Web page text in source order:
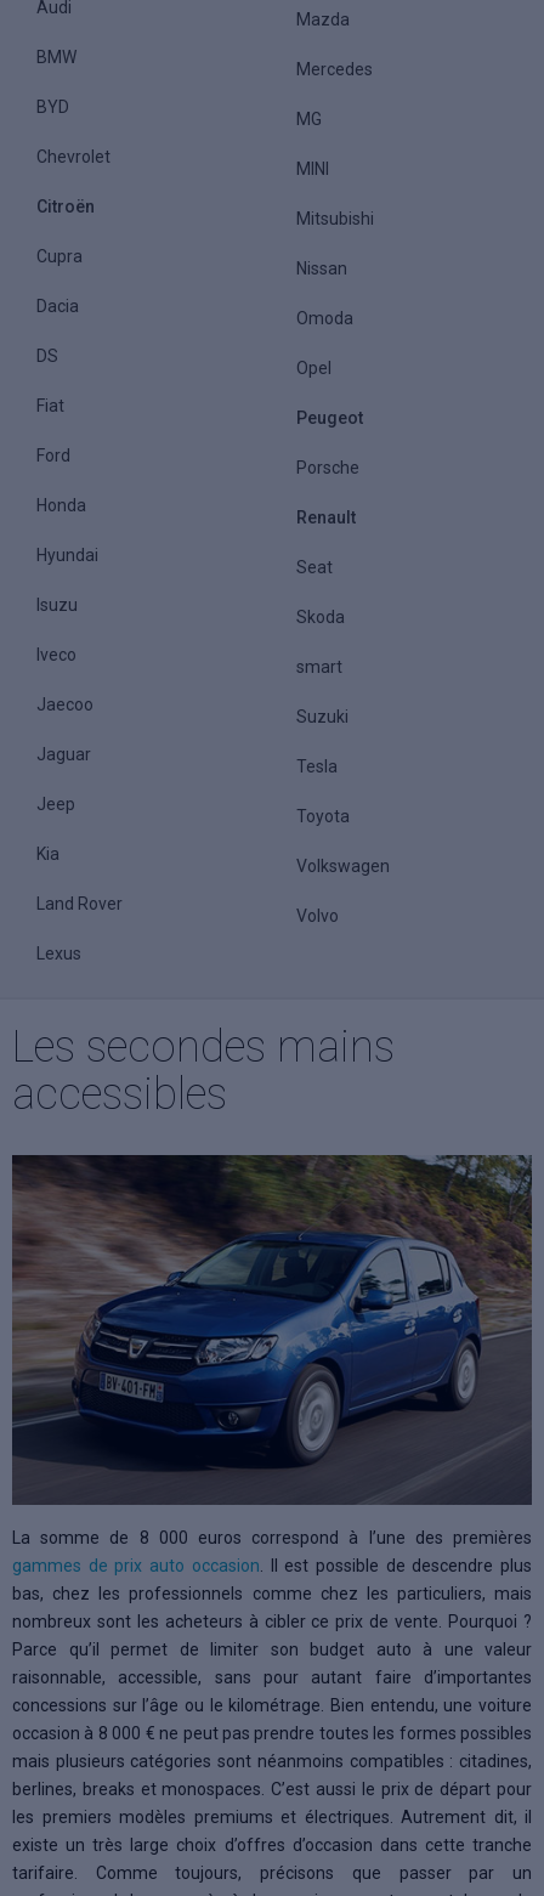
Audi
BMW
BYD
Chevrolet
Citroën
Cupra
Dacia
DS
Fiat
Ford
Honda
Hyundai
Isuzu
Iveco
Jaecoo
Jaguar
Jeep
Kia
Land Rover
Lexus
Mazda
Mercedes
MG
MINI
Mitsubishi
Nissan
Omoda
Opel
Peugeot
Porsche
Renault
Seat
Skoda
smart
Suzuki
Tesla
Toyota
Volkswagen
Volvo
Les secondes mains
accessibles
La somme de 8 000 euros correspond à l’une des premières
gammes de prix auto occasion . Il est possible de descendre plus
bas, chez les professionnels comme chez les particuliers, mais
nombreux sont les acheteurs à cibler ce prix de vente. Pourquoi ?
Parce qu’il permet de limiter son budget auto à une valeur
raisonnable, accessible, sans pour autant faire d’importantes
concessions sur l’âge ou le kilométrage. Bien entendu, une voiture
occasion à 8 000 € ne peut pas prendre toutes les formes possibles
mais plusieurs catégories sont néanmoins compatibles : citadines,
berlines, breaks et monospaces. C’est aussi le prix de départ pour
les premiers modèles premiums et électriques. Autrement dit, il
existe un très large choix d’offres d’occasion dans cette tranche
tarifaire. Comme toujours, précisons que passer par un